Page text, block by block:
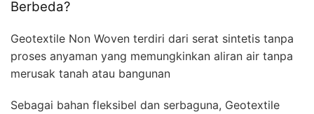
Berbeda?
Geotextile Non Woven terdiri dari serat sintetis tanpa
proses anyaman yang memungkinkan aliran air tanpa
merusak tanah atau bangunan
Sebagai bahan fleksibel dan serbaguna, Geotextile